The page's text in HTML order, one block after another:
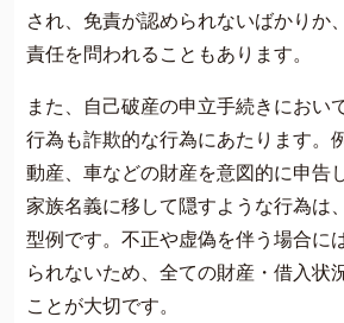
され、免責が認められないばかりか
責任を問われることもあります。
また、自己破産の申立手続きにおい
行為も詐欺的な行為にあたります。
動産、車などの財産を意図的に申告
家族名義に移して隠すような行為は
型例です。不正や虚偽を伴う場合に
られないため、全ての財産・借入状
ことが大切です。